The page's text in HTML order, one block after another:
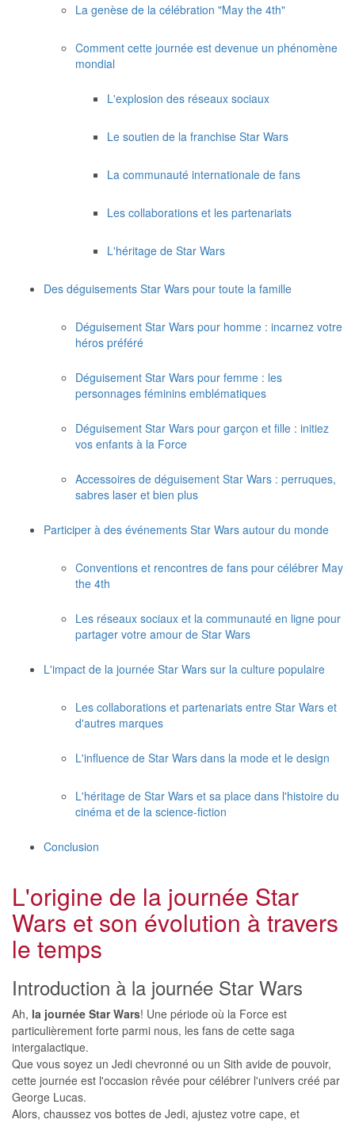
La genèse de la célébration "May the 4th"
Comment cette journée est devenue un phénomène
mondial
L'explosion des réseaux sociaux
Le soutien de la franchise Star Wars
La communauté internationale de fans
Les collaborations et les partenariats
L'héritage de Star Wars
Des déguisements Star Wars pour toute la famille
Déguisement Star Wars pour homme : incarnez votre
héros préféré
Déguisement Star Wars pour femme : les
personnages féminins emblématiques
Déguisement Star Wars pour garçon et fille : initiez
vos enfants à la Force
Accessoires de déguisement Star Wars : perruques,
sabres laser et bien plus
Participer à des événements Star Wars autour du monde
Conventions et rencontres de fans pour célébrer May
the 4th
Les réseaux sociaux et la communauté en ligne pour
partager votre amour de Star Wars
L'impact de la journée Star Wars sur la culture populaire
Les collaborations et partenariats entre Star Wars et
d'autres marques
L'influence de Star Wars dans la mode et le design
L'héritage de Star Wars et sa place dans l'histoire du
cinéma et de la science-fiction
Conclusion
L'origine de la journée Star
Wars et son évolution à travers
le temps
Introduction à la journée Star Wars
Ah, la journée Star Wars! Une période où la Force est
particulièrement forte parmi nous, les fans de cette saga
intergalactique.
Que vous soyez un Jedi chevronné ou un Sith avide de pouvoir,
cette journée est l'occasion rêvée pour célébrer l'univers créé par
George Lucas.
Alors, chaussez vos bottes de Jedi, ajustez votre cape, et